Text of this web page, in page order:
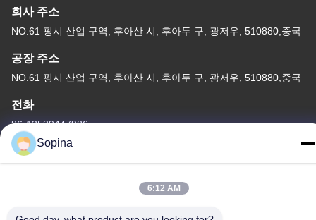
회사 주소
NO.61 핑시 산업 구역, 후아산 시, 후아두 구, 광저우, 510880,중국
공장 주소
NO.61 핑시 산업 구역, 후아산 시, 후아두 구, 광저우, 510880,중국
전화
86-13539447986
Sopina
6:12 AM